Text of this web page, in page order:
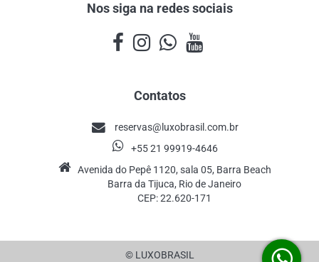
Nos siga na redes sociais
Contatos
reservas@luxobrasil.com.br
+55 21 99919-4646
Avenida do Pepê 1120, sala 05, Barra Beach
Barra da Tijuca, Rio de Janeiro
CEP: 22.620-171
© LUXOBRASIL